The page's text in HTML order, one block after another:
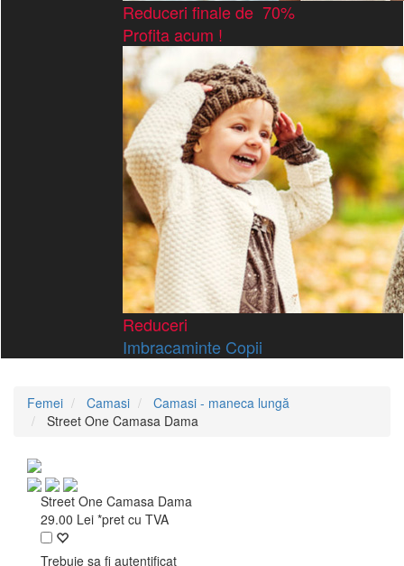
Reduceri finale de 70%
Profita acum !
Reduceri
Imbracaminte Copii
Femei Camasi
Camasi - maneca lungă
Street One Camasa Dama
Street One Camasa Dama
29.00 Lei *pret cu TVA
Trebuie sa fi autentificat